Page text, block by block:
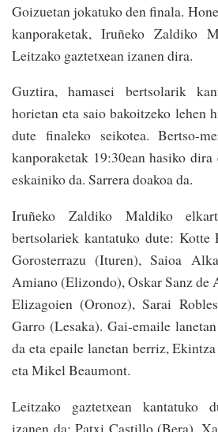
Goizuetan jokatuko den finala.
kanporaketak, Iruñeko Zaldiko
Leitzako gaztetxean izanen dira.
Guztira, hamasei bertsolarik
horietan eta saio bakoitzeko lehen
dute finaleko seikotea. Bertso-
kanporaketak 19:30ean hasiko
eskainiko da. Sarrera doakoa da.
Iruñeko Zaldiko Maldiko
bertsolariek kantatuko dute:
Gorosterrazu (Ituren), Saioa
Amiano (Elizondo), Oskar Sanz de
Elizagoien (Oronoz), Sarai
Garro (Lesaka). Gai-emaile
da eta epaile lanetan berriz,
eta Mikel Beaumont.
Leitzako gaztetxean kantatuko
izanen da: Patxi Castillo (Bera),